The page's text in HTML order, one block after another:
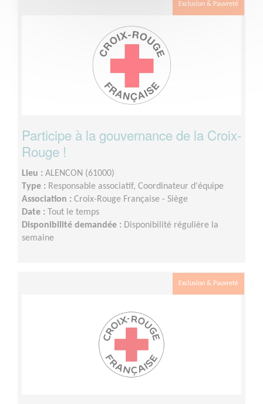
Exclusion & Pauvreté
Participe à la gouvernance de la Croix-
Rouge !
Lieu : ALENCON (61000)
Type : Responsable associatif, Coordinateur d'équipe
Association : Croix-Rouge Française - Siège
Date : Tout le temps
Disponibilité demandée : Disponibilité régulière la
semaine
Exclusion & Pauvreté